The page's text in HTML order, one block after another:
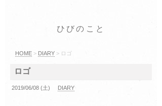
ひびのこと
HOME > DIARY > ロゴ
ロゴ
2019/06/08 (土) DIARY